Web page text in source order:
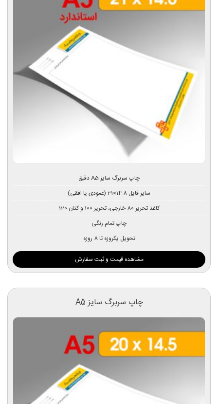
چاپ سربرگ سایز A5 دقیق
سایز فایل 14.8×21 (عمودی یا افقی)
کاغذ تحریر 80 خارجی، تحریر 100 و کتان 120
چاپ تمام رنگی
تحویل یکروزه تا 8 روزه
مشاهده قیمت و ثبت سفارش
چاپ سربرگ سایز A5